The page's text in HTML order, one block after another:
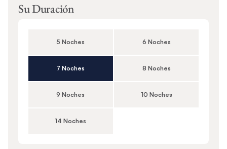
Su Duración
5 Noches 6 Noches
7 Noches 8 Noches
9 Noches 10 Noches
14 Noches